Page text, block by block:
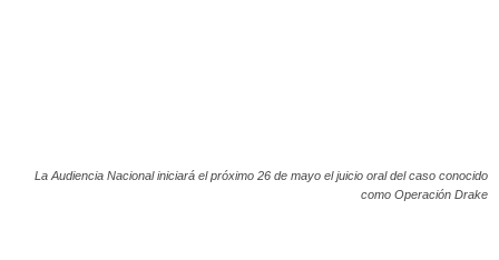
La Audiencia Nacional iniciará el próximo 26 de mayo el juicio oral del caso conocido
como Operación Drake